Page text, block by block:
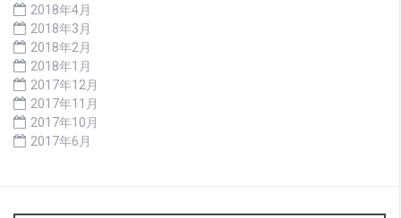
2018年4月
2018年3月
2018年2月
2018年1月
2017年12月
2017年11月
2017年10月
2017年6月